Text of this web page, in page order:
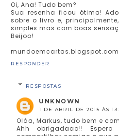
Oi, Ana! Tudo bem?
Sua resenha ficou ótima!
sobre o livro e,
simples mas com boas
Beijoo!
RESPONDER
RESPOSTAS
UNKNOWN
1 DE ABRIL DE 2015 ÀS
Oláa, Markus, tudo bem e
Ahh obrigadaaa!!